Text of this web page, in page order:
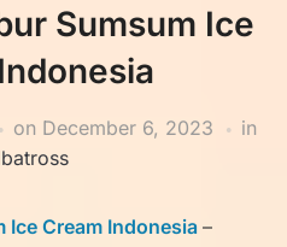
Sumsum Ice
on December 6, 2023
in
Ice Cream Indonesia –